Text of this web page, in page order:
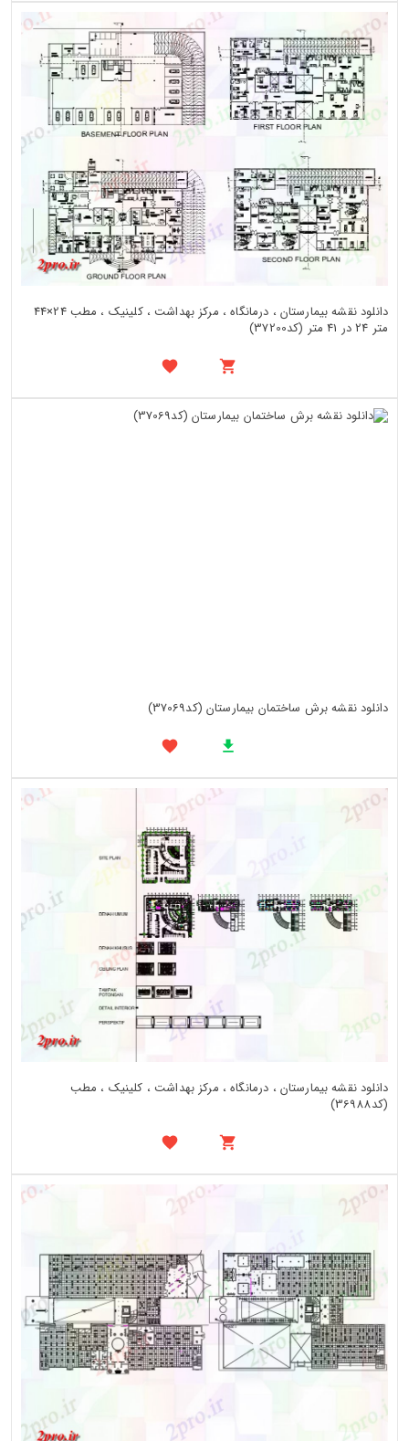
دانلود نقشه بیمارستان ، درمانگاه ، مرکز بهداشت ، کلینیک ، مطب 24×44
متر 24 در 41 متر (کد37200)
دانلود نقشه برش ساختمان بیمارستان (کد37069)
دانلود نقشه بیمارستان ، درمانگاه ، مرکز بهداشت ، کلینیک ، مطب
(کد36988)